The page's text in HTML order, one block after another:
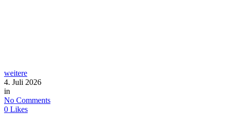
weitere
4. Juli 2026
in
No Comments
0 Likes